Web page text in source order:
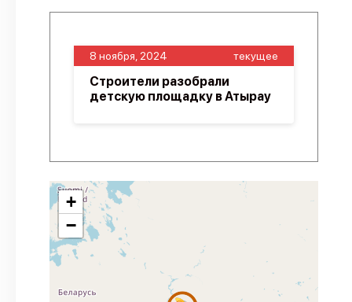
8 ноября, 2024 текущее
Строители разобрали
детскую площадку в Атырау
+
−